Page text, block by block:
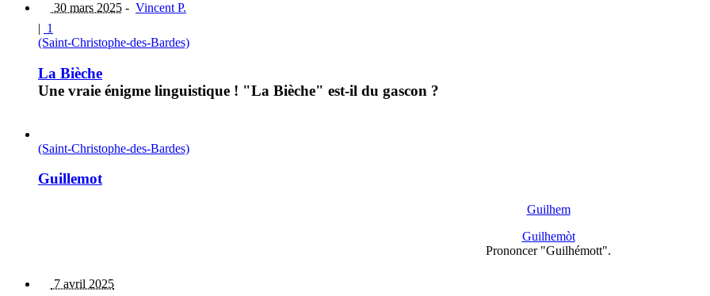
30 mars 2025 - Vincent P.
| 1
(Saint-Christophe-des-Bardes)
La Bièche
Une vraie énigme linguistique ! "La Bièche" est-il du gascon ?
(Saint-Christophe-des-Bardes)
Guillemot
Guilhem
Guilhemòt
Prononcer "Guilhémott".
7 avril 2025